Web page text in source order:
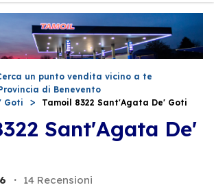
un punto vendita vicino a te
di Benevento
Goti
Tamoil 8322 Sant'Agata De' Goti
Sant'Agata De'
14 Recensioni